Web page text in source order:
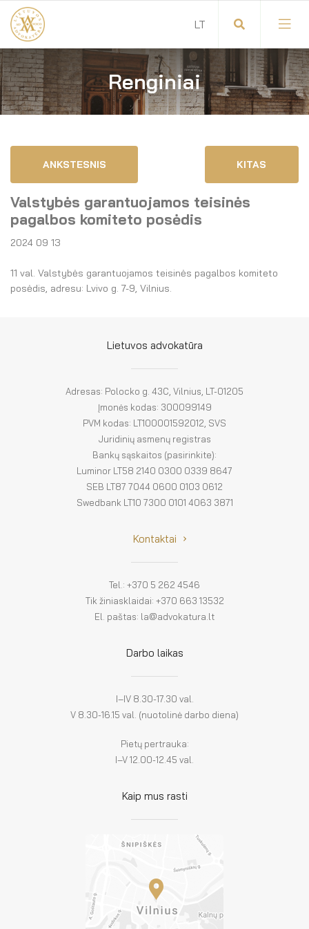
Visuotinis advokatų susirinkimas
Advokatų tarybos pirmininkas
Advokatų taryba
Komitetai
Garbės teismas
Administracija
Savitarna
Savivaldos teisės aktai
Dokumentų atmintinė
Gynėjas
Renginiai
ANKSTESNIS KITAS
Valstybės garantuojamos teisinės
pagalbos komiteto posėdis
2024 09 13
11 val. Valstybės garantuojamos teisinės pagalbos komiteto
posėdis, adresu: Lvivo g. 7-9, Vilnius.
Lietuvos advokatūra
Adresas: Polocko g. 43C, Vilnius, LT-01205
Įmonės kodas: 300099149
PVM kodas: LT100001592012, SVS
Juridinių asmenų registras
Bankų sąskaitos (pasirinkite):
Luminor LT58 2140 0300 0339 8647
SEB LT87 7044 0600 0103 0612
Swedbank LT10 7300 0101 4063 3871
Kontaktai
Tel.: +370 5 262 4546
Tik žiniasklaidai: +370 663 13532
El. paštas: la@advokatura.lt
Darbo laikas
I–IV 8.30-17.30 val.
V 8.30-16.15 val. (nuotolinė darbo diena)
Pietų pertrauka:
I–V 12.00-12.45 val.
Kaip mus rasti